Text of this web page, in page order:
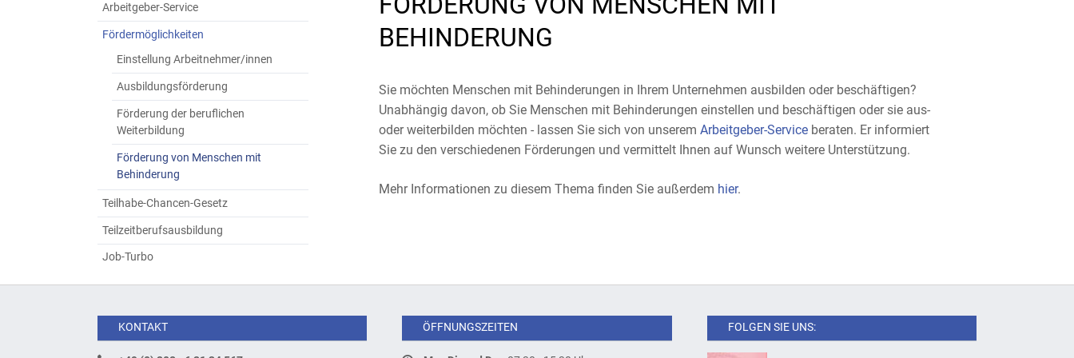
BEHINDERUNG
Sie möchten Menschen mit Behinderungen in Ihrem Unternehmen ausbilden oder beschäftigen?
Unabhängig davon, ob Sie Menschen mit Behinderungen einstellen und beschäftigen oder sie aus-
oder weiterbilden möchten - lassen Sie sich von unserem Arbeitgeber-Service beraten. Er informiert
Sie zu den verschiedenen Förderungen und vermittelt Ihnen auf Wunsch weitere Unterstützung.
Mehr Informationen zu diesem Thema finden Sie außerdem hier.
Arbeitgeber-Service
Fördermöglichkeiten
Einstellung Arbeitnehmer/innen
Ausbildungsförderung
Förderung der beruflichen
Weiterbildung
Förderung von Menschen mit
Behinderung
Teilhabe-Chancen-Gesetz
Teilzeitberufsausbildung
Job-Turbo
KONTAKT ÖFFNUNGSZEITEN FOLGEN SIE UNS: